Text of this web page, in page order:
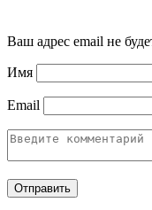
Ваш адрес email не
Имя
Email